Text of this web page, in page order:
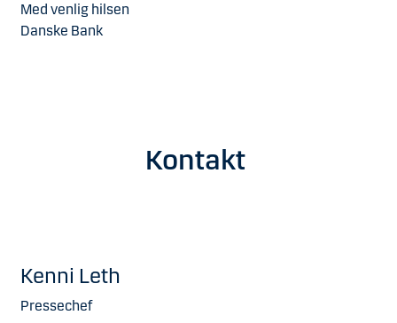
Med venlig hilsen
Danske Bank
Kontakt
Kenni Leth
Pressechef